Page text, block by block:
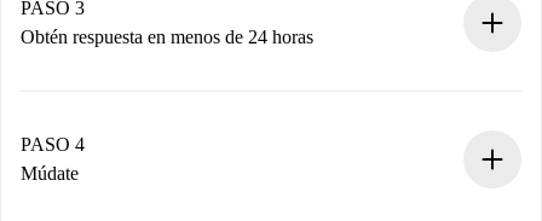
propietario acepte.
PASO 3
Obtén respuesta en menos de 24 horas
contacto con el propietario.
Si es rechazada: No te haremos ningún cargo y te
PASO 4
Múdate